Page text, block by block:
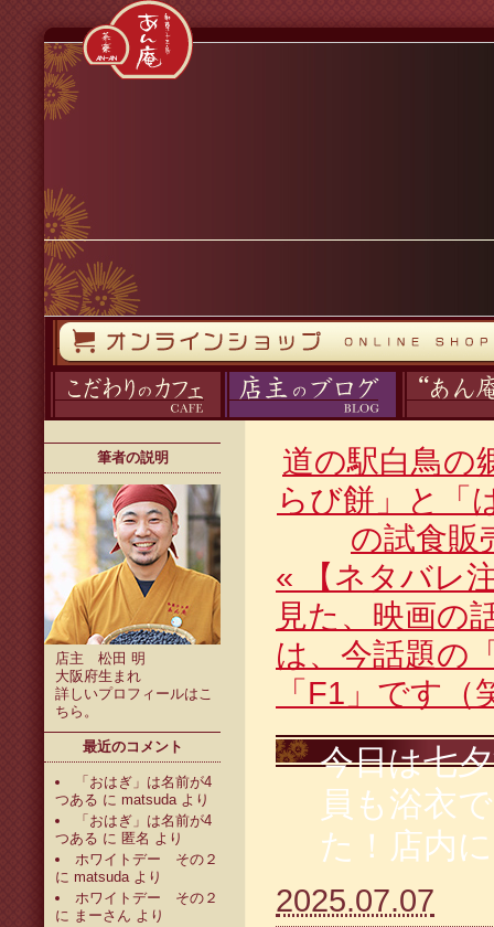
筆者の説明
店主 松田 明
大阪府生まれ
詳しいプロフィールはこ
ちら 。
最近のコメント
「おはぎ」は名前が4
つある に matsudaより
「おはぎ」は名前が4
つある に 匿名 より
ホワイトデー その２
に matsudaより
ホワイトデー その２
に まーさん より
道の駅白鳥の
らび餅」と「
の試食
« 【ネタバレ
見た、映画の
は、今話題の
「F1」です（
今日は七
員も浴衣
た！店内
2025.07.07